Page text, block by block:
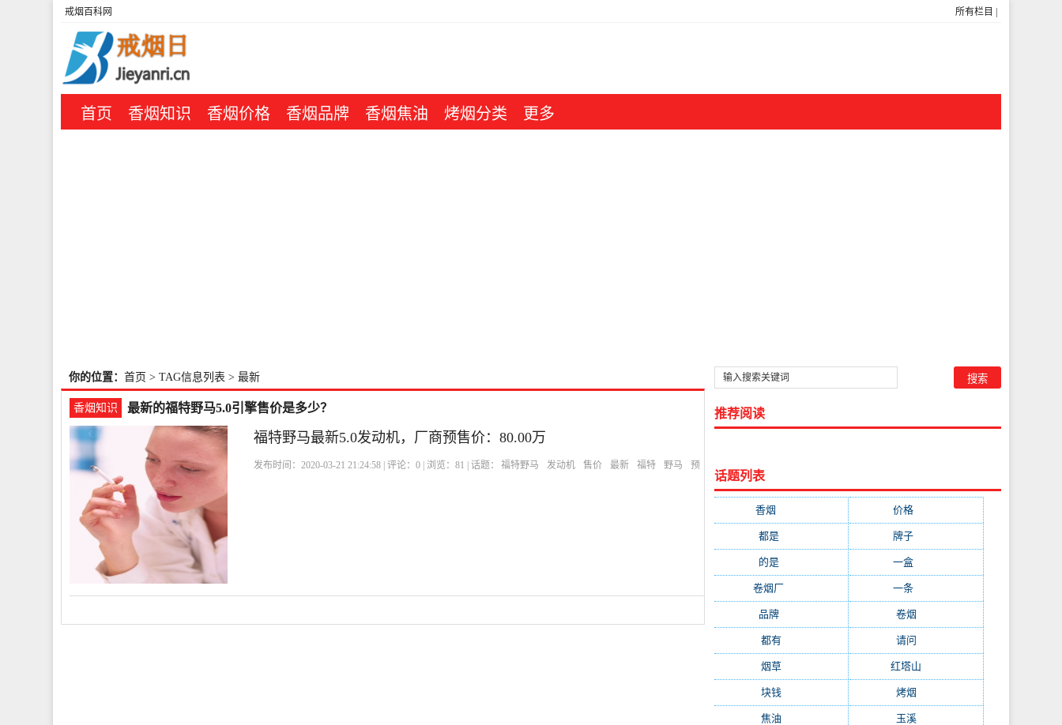
所有栏目
戒烟百科网
首页 香烟知识 香烟价格 香烟品牌 香烟焦油 烤烟分类 更多
你的位置： 首页 > TAG信息列表 > 最新
香烟知识 最新的福特野马5.0引擎售价是多少？
福特野马最新5.0发动机，厂商预售价：80.00万
发布时间：2020-03-21 21:24:58 | 评论：0 | 浏览：81 | 话题： 福特野马 发动机 售价 最新 福特 野马
预
推荐阅读
话题列表
香烟 价格
都是(232) 牌子
的是(164) 一盒
卷烟厂 一条
品牌(111) 卷烟
都有 请问
烟草 红塔山
块钱 烤烟
焦油 玉溪(73)